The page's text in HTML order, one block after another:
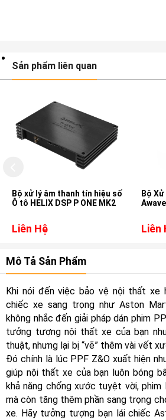
Sản phẩm liên quan
Bộ xử lý âm thanh tín hiệu số
Ô tô HELIX DSP P ONE MK2
Liên Hệ
Bộ
Liên
Mô Tả Sản Phẩm
Khi nói đến việc bảo vệ nội thất xe
chiếc xe sang trọng như Aston
không nhắc đến giải pháp dán phim
tưởng tượng nội thất xe của bạn
thuật, nhưng lại bị “vẽ” thêm vài vết
Đó chính là lúc PPF Z&O xuất hiện
giúp nội thất xe của bạn luôn bóng
khả năng chống xước tuyệt vời,
mà còn tăng thêm phần sang trọng
xe. Hãy tưởng tượng bạn lái chiếc